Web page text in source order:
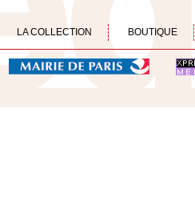
LA COLLECTION BOUTIQUE